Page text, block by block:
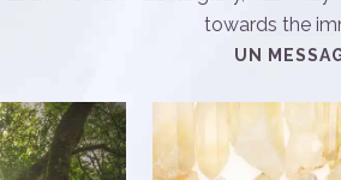
towards the
UN